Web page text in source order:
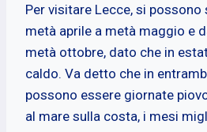
Per visitare Lecce, si
metà aprile a metà maggio e
metà ottobre, dato che in
caldo. Va detto che in
possono essere giornate
al mare sulla costa, i mesi